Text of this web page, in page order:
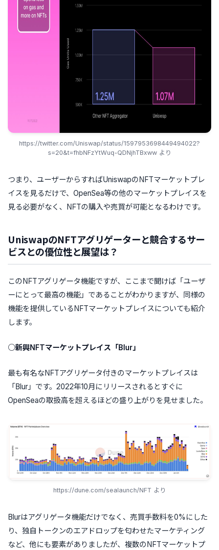
https://twitter.com/Uniswap/status/1597953698449494022?
s=20&t=fhbNFzYtWuq-QDNjhTBxww より
つまり、ユーザーからすればUniswapのNFTマーケットプレ
イスを見るだけで、OpenSea等の他のマーケットプレイスを
見る必要がなく、NFTの購入や売買が可能となるわけです。
UniswapのNFTアグリゲーターと競合するサー
ビスとの優位性と展望は？
このNFTアグリゲータ機能ですが、ここまで聞けば「ユーザ
ーにとって最高の機能」であることがわかりますが、同様の
機能を提供しているNFTマーケットプレイスについても紹介
します。
○新興NFTマーケットプレイス「Blur」
最も有名なNFTアグリゲータ付きのマーケットプレイスは
「Blur」です。2022年10月にリリースされるとすぐに
OpenSeaの取扱高を超えるほどの盛り上がりを見せました。
https://dune.com/sealaunch/NFT より
Blurはアグリゲータ機能だけでなく、売買手数料を0%にした
り、独自トークンのエアドロップを匂わせたマーケティング
など、他にも要素がありましたが、複数のNFTマーケットプ